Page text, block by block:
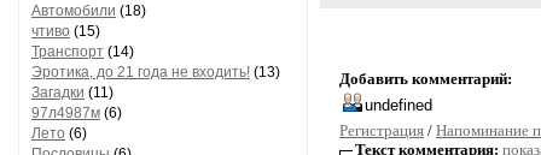
Автомобили (18)
чтиво (15)
Транспорт (14)
Эротика, до 21 года не входить! (13)
Загадки (11)
97л4987м (6)
Лето (6)
Добавить комментарий:
Регистрация / Напоминание
Текст комментария: